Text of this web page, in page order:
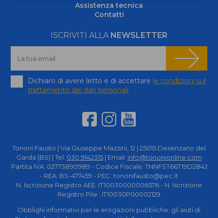
Assistenza tecnica
Contatti
ISCRIVITI ALLA NEWSLETTER
Dichiaro di avere letto e di accettare le condizioni sul
trattamento dei dati personali
Tononi Fausto | Via Giuseppe Mazzini, 12 | 25015 Desenzano del
Garda (BS) | Tel: 030 9142315| Email: info@tononionline.com
Partita IVA: 02773890989 - Codice Fiscale: TNNFST66T19D284J
- REA: BS-477459 - PEC: tononifausto@pec.it
N. Iscrizione Registro AEE: IT10030000006576 - N. Iscrizione
Registro Pile : IT10030P00002129
Obblighi informativi per le erogazioni pubbliche: gli aiuti di